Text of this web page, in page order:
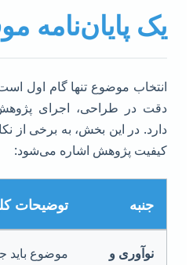
پایان‌نامه
موضوع تنها گام اول است.
در طراحی، اجرای پژوهش و
در این بخش، به برخی از نکات
پژوهش اشاره می‌شود:
توضیحات کلیدی
نوآوری و
موضوع باید